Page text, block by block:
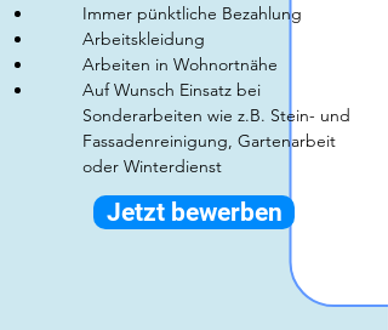
Immer pünktliche Bezahlung
Arbeitskleidung
​Arbeiten in Wohnortnähe
Auf Wunsch Einsatz bei
Sonderarbeiten wie z.B. Stein- und
Fassadenreinigung, Gartenarbeit
oder Winterdienst
Jetzt bewerben